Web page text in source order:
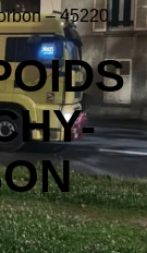
– 45220